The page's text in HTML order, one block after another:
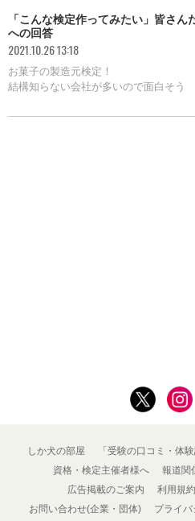
「こんな検定作ってみたい」皆さ
への回答
2021.10.26 13:18
お菓子の製造元検定！
結構知らない会社が多いので面白そう
しか犬の部屋 「受験の口コミ・体
資格・検定主催者様へ
報道関
広告掲載のご案内
利用規約
お問い合わせ(企業・団体)
プライ